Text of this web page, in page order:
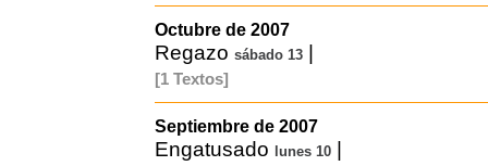
Octubre de 2007
Regazo sábado 13
[1 Textos]
Septiembre de 2007
Engatusado lunes 10